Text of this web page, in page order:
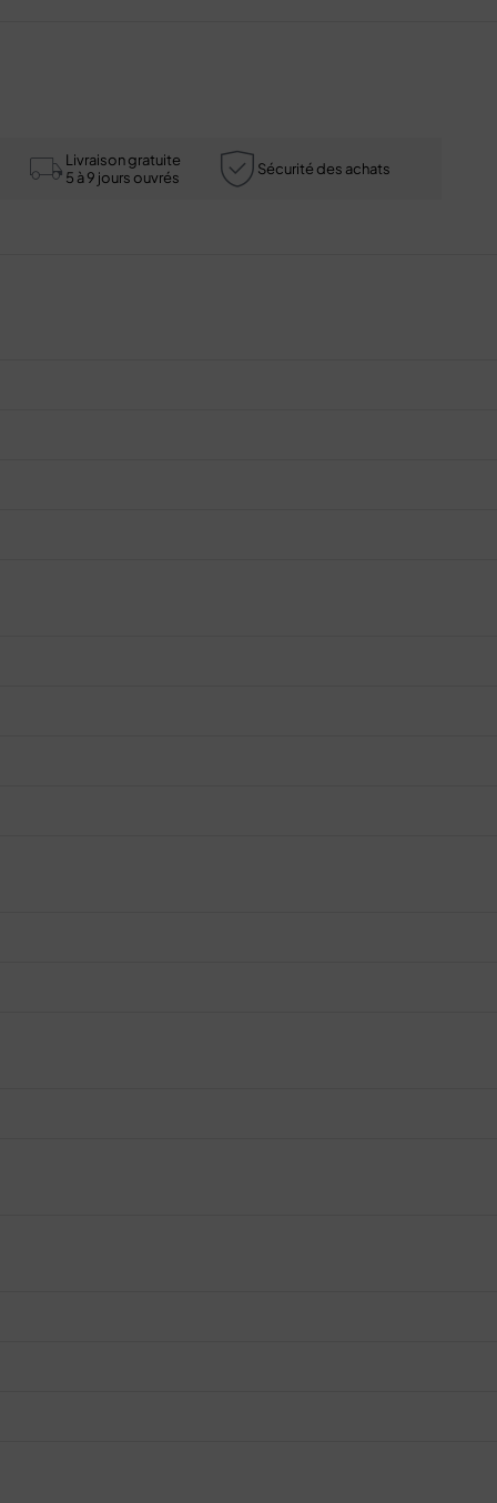
Livraison gratuite
5 à 9 jours ouvrés
Sécurité des achats